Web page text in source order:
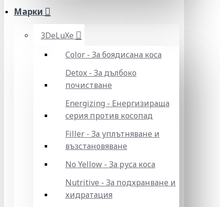
Марки
3DeLuXe
Color - За боядисана коса
Detox - За дълбоко
почистване
Energizing - Енергизираща
серия против косопад
Filler - За уплътняване и
възстановяване
No Yellow - За руса коса
Nutritive - За подхранване и
хидратация